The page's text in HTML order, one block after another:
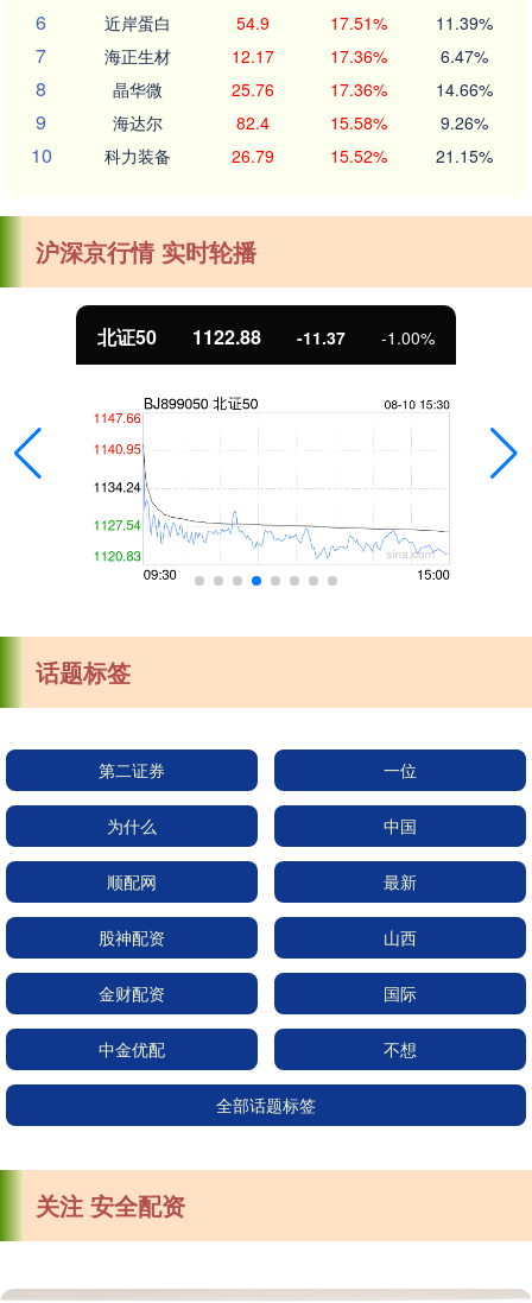
6 近岸蛋白 54.9 17.51% 11.39%
7 海正生材 12.17 17.36% 6.47%
8 晶华微 25.76 17.36% 14.66%
9 海达尔 82.4 15.58% 9.26%
10 科力装备 26.79 15.52% 21.15%
沪深京行情 实时轮播
北证50 1122.88 -11.37 -1.00%
话题标签
第二证券 一位
为什么 中国
顺配网 最新
股神配资 山西
金财配资 国际
中金优配 不想
全部话题标签
关注 安全配资